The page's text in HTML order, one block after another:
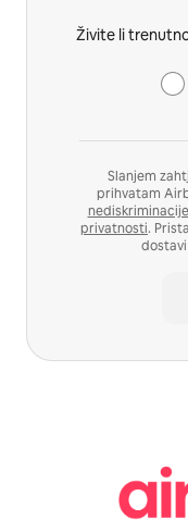
Živite li
Slanjem
prihvatam
nediskriminacije
privatnosti.